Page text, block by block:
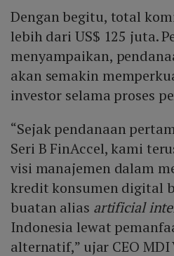
Dengan begitu, total
lebih dari US$ 125 juta.
menyampaikan,
akan semakin
investor selama proses
“Sejak pendanaan
Seri B FinAccel, kami
visi manajemen dalam
kredit konsumen digital
buatan alias artificial
Indonesia lewat
alternatif,” ujar CEO